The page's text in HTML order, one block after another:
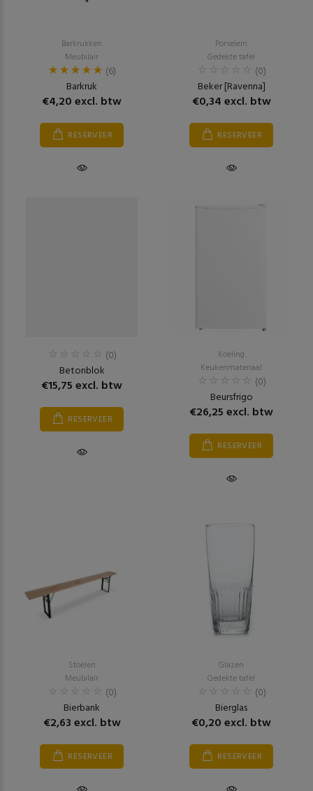
Barkrukken
Meubilair
(6)
Barkruk
€4,20 excl. btw
RESERVEER
Porselein
Gedekte tafel
(0)
Beker [Ravenna]
€0,34 excl. btw
RESERVEER
(0)
Betonblok
€15,75 excl. btw
RESERVEER
Koeling
Keukenmateriaal
(0)
Beursfrigo
€26,25 excl. btw
RESERVEER
Stoelen
Meubilair
(0)
Bierbank
€2,63 excl. btw
RESERVEER
Glazen
Gedekte tafel
(0)
Bierglas
€0,20 excl. btw
RESERVEER